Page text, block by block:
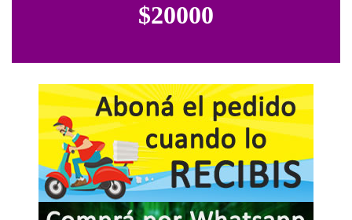
$20000